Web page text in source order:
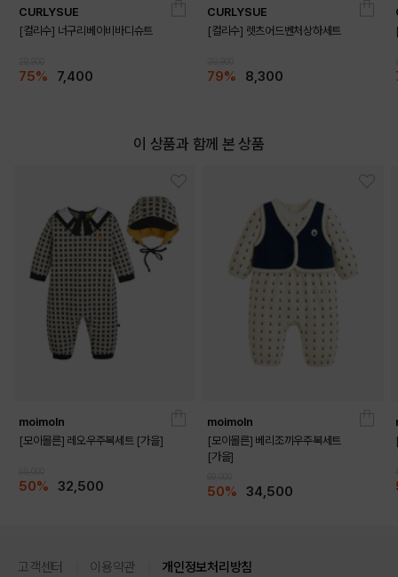
PINK
PRODUCT VIEW
CURLYSUE
[컬리수] 너구리베이비바디슈트
75% 7,400
CURLYSUE
[컬리수] 렛츠어드벤처상하세트
79% 8,300
이 상품과 함께 본 상품
moimoln
[모이몰른] 레오우주복세트 [가을]
50% 32,500
moimoln
[모이몰른] 베리조끼우주복세트
[가을]
50% 34,500
고객센터 이용약관 개인정보처리방침